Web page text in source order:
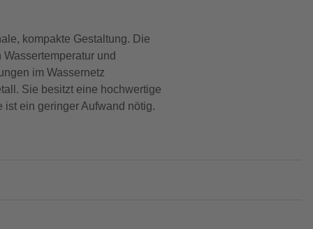
kompakte Gestaltung. Die
und
im Wassernetz
Sie besitzt eine hochwertige
ein geringer Aufwand nötig.